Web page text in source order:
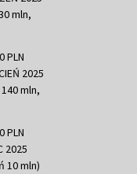
mln,
PLN
2025
mln,
PLN
2025
10 mln)